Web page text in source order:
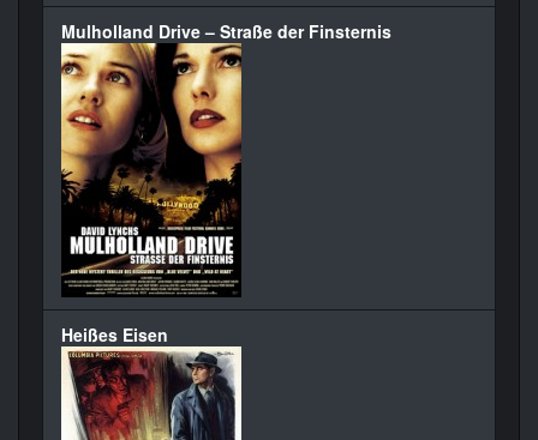
Mulholland Drive – Straße der Finsternis
Heißes Eisen